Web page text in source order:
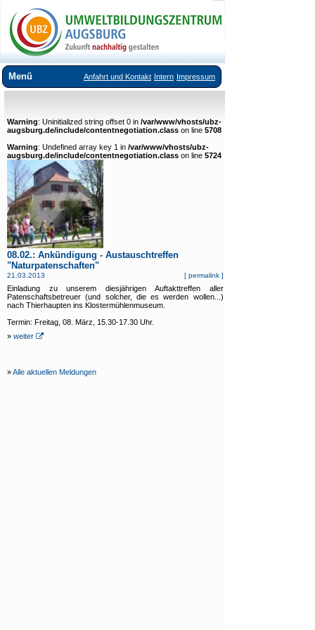
Anfahrt und Kontakt Intern Impressum
Menü
Veranstaltungsangebote
Ausstellungen im UBZ
Vermietung Seminarräume
Downloads
Links
Warning: Uninitialized string offset 0 in /var/www/vhosts/ubz-
augsburg.de/include/contentnegotiation.class on line 5708
Warning: Undefined array key 1 in /var/www/vhosts/ubz-
augsburg.de/include/contentnegotiation.class on line 5724
08.02.: Ankündigung - Austauschtreffen
"Naturpatenschaften"
[ permalink]
21.03.2013
Einladung zu unserem diesjährigen Auftakttreffen aller
Patenschaftsbetreuer (und solcher, die es werden wollen...)
nach Thierhaupten ins Klostermühlenmuseum.
Termin: Freitag, 08. März, 15.30-17.30 Uhr.
» weiter
»Alle aktuellen Meldungen